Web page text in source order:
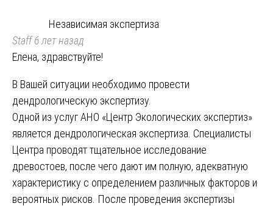
Независимая экспертиза
Staff6 лет назад
Елена, здравствуйте!
В Вашей ситуации необходимо провести
дендрологическую экспертизу.
Одной из услуг АНО «Центр Экологических экспертиз»
является дендрологическая экспертиза. Специалисты
Центра проводят тщательное исследование
древостоев, после чего дают им полную, адекватную
характеристику с определением различных факторов и
вероятных рисков. После проведения экспертизы